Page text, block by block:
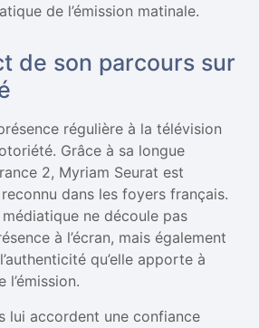
de l’émission matinale.
de son parcours sur
régulière à la télévision
Grâce à sa longue
2, Myriam Seurat est
dans les foyers français.
ne découle pas
à l’écran, mais également
qu’elle apporte à
l’émission.
lui accordent une confiance